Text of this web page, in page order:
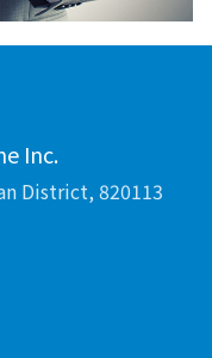
Inc.
District, 820113